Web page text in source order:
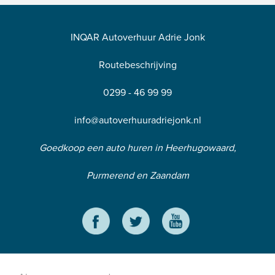
INQAR Autoverhuur Adrie Jonk
Routebeschrijving
0299 - 46 99 99
info@autoverhuuradriejonk.nl
Goedkoop een auto huren in Heerhugowaard,
Purmerend en Zaandam